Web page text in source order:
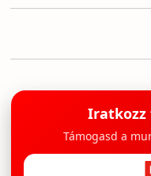
Iratkozz
Támogasd a